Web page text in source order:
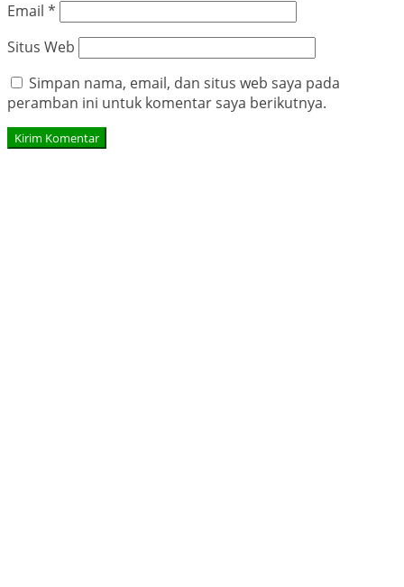
Email *
Situs Web
Simpan nama, email, dan situs web saya pada
peramban ini untuk komentar saya berikutnya.